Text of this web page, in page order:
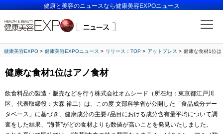
健康と美容のニュースなら健康美容EXPOニュース
健康美容EXPO 健康美容EXPOニュース リリース：TOP アットプレス 健康な食材1位は
健康な食材1位はアノ食材
飲食料品の製造・販売などを行う株式会社オムシード（所在地：東京都江戸川
区、代表取締役：大森 裕二）は、この度 文部科学省が公開した「食品成分デー
タベース」に基づき、健康成分の主要7品目における成分含有量平均について調
査をした結果、“海苔”がどの食材よりも数値が高いことを発見いたしました。